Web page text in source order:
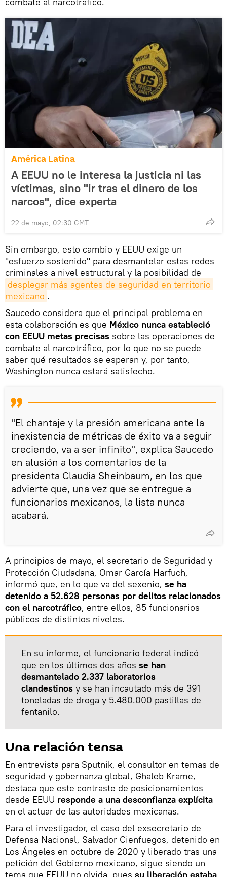
América Latina
A EEUU no le interesa la justicia ni las
víctimas, sino "ir tras el dinero de los
narcos", dice experta
22 de mayo, 02:30 GMT
Sin embargo, esto cambio y EEUU exige un
"esfuerzo sostenido" para desmantelar estas redes
criminales a nivel estructural y la posibilidad de
desplegar más agentes de seguridad en territorio
mexicano .
Saucedo considera que el principal problema en
esta colaboración es que México nunca estableció
con EEUU metas precisas sobre las operaciones de
combate al narcotráfico, por lo que no se puede
saber qué resultados se esperan y, por tanto,
Washington nunca estará satisfecho.
"El chantaje y la presión americana ante la
inexistencia de métricas de éxito va a seguir
creciendo, va a ser infinito", explica Saucedo
en alusión a los comentarios de la
presidenta Claudia Sheinbaum, en los que
advierte que, una vez que se entregue a
funcionarios mexicanos, la lista nunca
acabará.
A principios de mayo, el secretario de Seguridad y
Protección Ciudadana, Omar García Harfuch,
informó que, en lo que va del sexenio, se ha
detenido a 52.628 personas por delitos relacionados
con el narcotráfico, entre ellos, 85 funcionarios
públicos de distintos niveles.
En su informe, el funcionario federal indicó
que en los últimos dos años se han
desmantelado 2.337 laboratorios
clandestinos y se han incautado más de 391
toneladas de droga y 5.480.000 pastillas de
fentanilo.
Una relación tensa
En entrevista para Sputnik, el consultor en temas de
seguridad y gobernanza global, Ghaleb Krame,
destaca que este contraste de posicionamientos
desde EEUU responde a una desconfianza explícita
en el actuar de las autoridades mexicanas.
Para el investigador, el caso del exsecretario de
Defensa Nacional, Salvador Cienfuegos, detenido en
Los Ángeles en octubre de 2020 y liberado tras una
petición del Gobierno mexicano, sigue siendo un
tema que EEUU no olvida, pues su liberación estaba